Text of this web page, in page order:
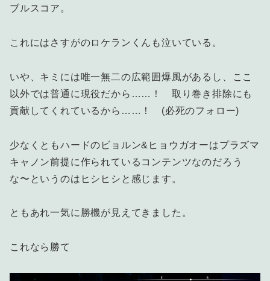
ブルスコア。
これにはさすがのロケランくんも泣いている。
いや、キミには唯一無二の広範囲爆風があるし、ここ
以外では普通に現役だから……！ 取り巻き排除にも
貢献してくれているから……！ (必死のフォロー)
少なくともハードのビョルン&ヒョウガオーはプラズマ
キャノン前提に作られているコンテンツなのだろう
な〜というのはヒシヒシと感じます。
ともあれ一気に勝機が見えてきました。
これなら勝て